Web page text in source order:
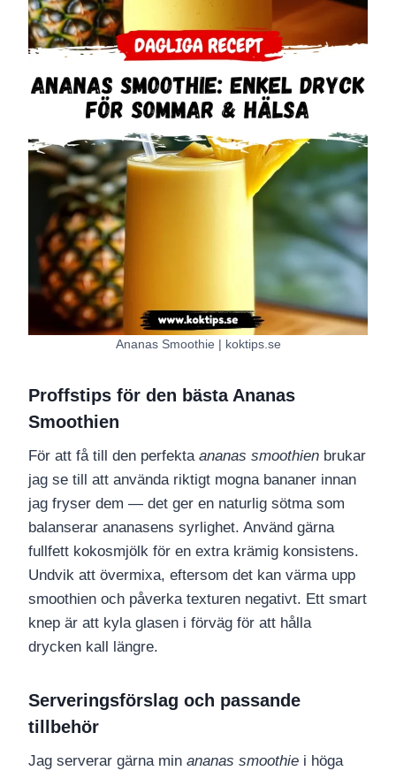
Ananas Smoothie | koktips.se
Proffstips för den bästa Ananas
Smoothien
För att få till den perfekta ananas smoothien brukar
jag se till att använda riktigt mogna bananer innan
jag fryser dem — det ger en naturlig sötma som
balanserar ananasens syrlighet. Använd gärna
fullfett kokosmjölk för en extra krämig konsistens.
Undvik att övermixa, eftersom det kan värma upp
smoothien och påverka texturen negativt. Ett smart
knep är att kyla glasen i förväg för att hålla
drycken kall längre.
Serveringsförslag och passande
tillbehör
Jag serverar gärna min ananas smoothie i höga